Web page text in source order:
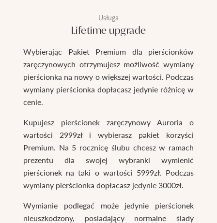
Usługa
Lifetime upgrade
Wybierając Pakiet Premium dla pierścionków
zaręczynowych otrzymujesz możliwość wymiany
pierścionka na nowy o większej wartości. Podczas
wymiany pierścionka dopłacasz jedynie różnicę w
cenie.
Kupujesz pierścionek zaręczynowy Auroria o
wartości 2999zł i wybierasz pakiet korzyści
Premium. Na 5 rocznicę ślubu chcesz w ramach
prezentu dla swojej wybranki wymienić
pierścionek na taki o wartości 5999zł. Podczas
wymiany pierścionka dopłacasz jedynie 3000zł.
Wymianie podlegać może jedynie pierścionek
nieuszkodzony, posiadający normalne ślady